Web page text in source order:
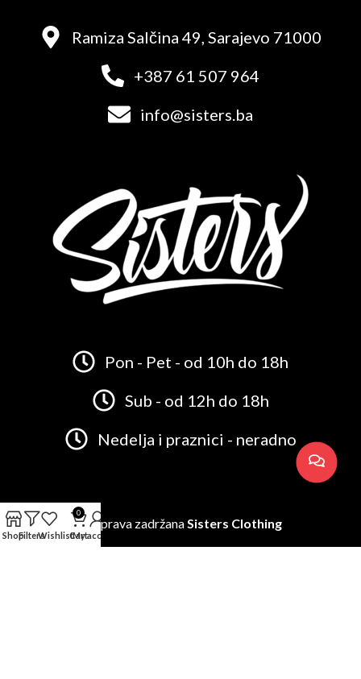
Ramiza Salčina 49, Sarajevo 71000
+387 61 507 964
info@sisters.ba
Pon - Pet - od 10h do 18h
Sub - od 12h do 18h
Nedelja i praznici - neradno
Sva prava zadržanaSisters Clothing
ShopFiltersWishlist
0
Cart
My account